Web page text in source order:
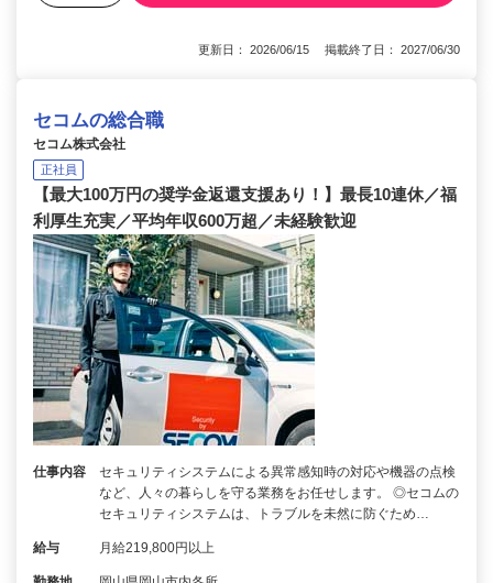
更新日： 2026/06/15 掲載終了日： 2027/06/30
セコムの総合職
セコム株式会社
正社員
【最大100万円の奨学金返還支援あり！】最長10連休／福
利厚生充実／平均年収600万超／未経験歓迎
仕事内容
セキュリティシステムによる異常感知時の対応や機器の点検
など、人々の暮らしを守る業務をお任せします。 ◎セコムの
セキュリティシステムは、トラブルを未然に防ぐため…
給与 月給219,800円以上